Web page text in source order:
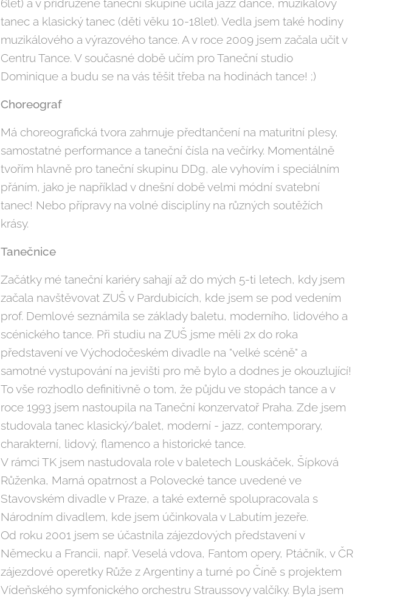
6let) a v přidružené taneční skupině učila jazz dance, muzikálový
tanec a klasický tanec (děti věku 10-18let). Vedla jsem také hodiny
muzikálového a výrazového tance. A v roce 2009 jsem začala učit v
Centru Tance. V současné době učím pro Taneční studio
Dominique a budu se na vás těšit třeba na hodinách tance! ;)
Choreograf
Má choreografická tvora zahrnuje předtančení na maturitní plesy,
samostatné performance a taneční čísla na večírky. Momentálně
tvořím hlavně pro taneční skupinu DDg, ale vyhovím i speciálním
přáním, jako je například v dnešní době velmi módní svatební
tanec! Nebo přípravy na volné disciplíny na různých soutěžích
krásy.
Tanečnice
Začátky mé taneční kariéry sahají až do mých 5-ti letech, kdy jsem
začala navštěvovat ZUŠ v Pardubicích, kde jsem se pod vedením
prof. Demlové seznámila se základy baletu, moderního, lidového a
scénického tance. Při studiu na ZUŠ jsme měli 2x do roka
představení ve Východočeském divadle na "velké scéně" a
samotné vystupování na jevišti pro mě bylo a dodnes je okouzlující!
To vše rozhodlo definitivně o tom, že půjdu ve stopách tance a v
roce 1993 jsem nastoupila na Taneční konzervatoř Praha. Zde jsem
studovala tanec klasický/balet, moderní - jazz, contemporary,
charakterní, lidový, flamenco a historické tance.
V rámci TK jsem nastudovala role v baletech Louskáček, Šípková
Růženka, Marná opatrnost a Polovecké tance uvedené ve
Stavovském divadle v Praze, a také externě spolupracovala s
Národním divadlem, kde jsem účinkovala v Labutím jezeře.
Od roku 2001 jsem se účastnila zájezdových představení v
Německu a Francii, např. Veselá vdova, Fantom opery, Ptáčník, v ČR
zájezdové operetky Růže z Argentiny a turné po Číně s projektem
Vídeňského symfonického orchestru Straussovy valčíky. Byla jsem